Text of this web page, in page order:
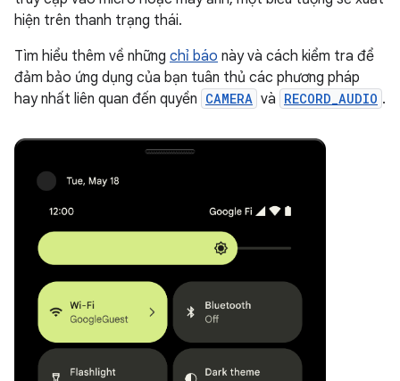
hiện trên thanh trạng thái.
Tìm hiểu thêm về những chỉ báo này và cách kiểm tra để
đảm bảo ứng dụng của bạn tuân thủ các phương pháp
hay nhất liên quan đến quyền CAMERA và RECORD_AUDIO .